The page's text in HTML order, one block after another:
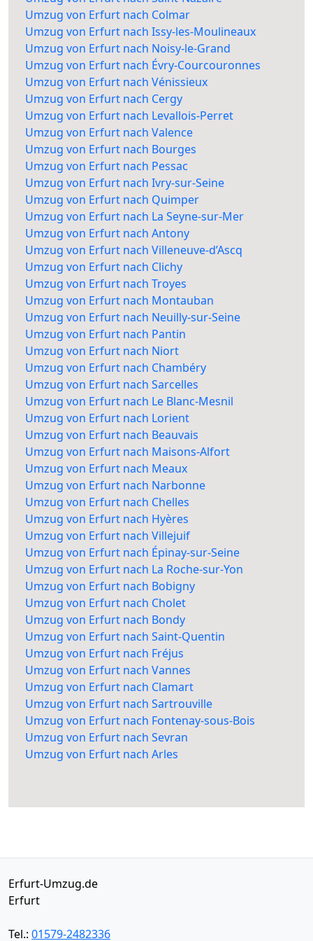
Umzug von Erfurt nach Colmar
Umzug von Erfurt nach Issy-les-Moulineaux
Umzug von Erfurt nach Noisy-le-Grand
Umzug von Erfurt nach Évry-Courcouronnes
Umzug von Erfurt nach Vénissieux
Umzug von Erfurt nach Cergy
Umzug von Erfurt nach Levallois-Perret
Umzug von Erfurt nach Valence
Umzug von Erfurt nach Bourges
Umzug von Erfurt nach Pessac
Umzug von Erfurt nach Ivry-sur-Seine
Umzug von Erfurt nach Quimper
Umzug von Erfurt nach La Seyne-sur-Mer
Umzug von Erfurt nach Antony
Umzug von Erfurt nach Villeneuve-d’Ascq
Umzug von Erfurt nach Clichy
Umzug von Erfurt nach Troyes
Umzug von Erfurt nach Montauban
Umzug von Erfurt nach Neuilly-sur-Seine
Umzug von Erfurt nach Pantin
Umzug von Erfurt nach Niort
Umzug von Erfurt nach Chambéry
Umzug von Erfurt nach Sarcelles
Umzug von Erfurt nach Le Blanc-Mesnil
Umzug von Erfurt nach Lorient
Umzug von Erfurt nach Beauvais
Umzug von Erfurt nach Maisons-Alfort
Umzug von Erfurt nach Meaux
Umzug von Erfurt nach Narbonne
Umzug von Erfurt nach Chelles
Umzug von Erfurt nach Hyères
Umzug von Erfurt nach Villejuif
Umzug von Erfurt nach Épinay-sur-Seine
Umzug von Erfurt nach La Roche-sur-Yon
Umzug von Erfurt nach Bobigny
Umzug von Erfurt nach Cholet
Umzug von Erfurt nach Bondy
Umzug von Erfurt nach Saint-Quentin
Umzug von Erfurt nach Fréjus
Umzug von Erfurt nach Vannes
Umzug von Erfurt nach Clamart
Umzug von Erfurt nach Sartrouville
Umzug von Erfurt nach Fontenay-sous-Bois
Umzug von Erfurt nach Sevran
Umzug von Erfurt nach Arles
Erfurt-Umzug.de
Erfurt
Tel.: 01579-2482336